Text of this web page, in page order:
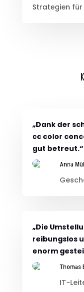
Strategien
„Dank der
cc color
gut betreut.“
Anna
„Die
reibungslos
enorm
Thomas
IT-